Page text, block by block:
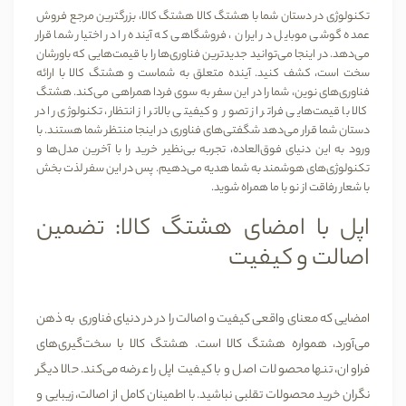
تکنولوژی در دستان شما با هشتگ کالا هشتگ کالا، بزرگترین مرجع فروش
عمده گوشی موبایل در ایران ، فروشگاهی که آینده را در اختیار شما قرار
می‌دهد. در اینجا می‌توانید جدیدترین فناوری‌ها را با قیمت‌هایی که باورشان
سخت است، کشف کنید. آینده متعلق به شماست و هشتگ کالا با ارائه
فناوری‌های نوین، شما را در این سفر به سوی فردا همراهی می‌کند. هشتگ
کالا با قیمت‌هایی فراتر از تصور و کیفیتی بالاتر از انتظار، تکنولوژی را در
دستان شما قرار می‌دهد شگفتی‌های فناوری در اینجا منتظر شما هستند. با
ورود به این دنیای فوق‌العاده، تجربه‌ بی‌نظیر خرید را با آخرین مدل‌ها و
تکنولوژی‌های هوشمند به شما هدیه می‌دهیم. پس در این سفر لذت بخش
با شعار رفاقت از نو با ما همراه شوید.
اپل با امضای هشتگ کالا: تضمین
اصالت و کیفیت
امضایی که معنای واقعی کیفیت و اصالت را در در دنیای فناوری به ذهن
می‌آورد، همواره هشتگ کالا است. هشتگ کالا با سخت‌گیری‌های
فراوان، تنها محصولات اصل و با کیفیت اپل را عرضه می‌کند. حالا دیگر
نگران خرید محصولات تقلبی نباشید. با اطمینان کامل از اصالت، زیبایی و